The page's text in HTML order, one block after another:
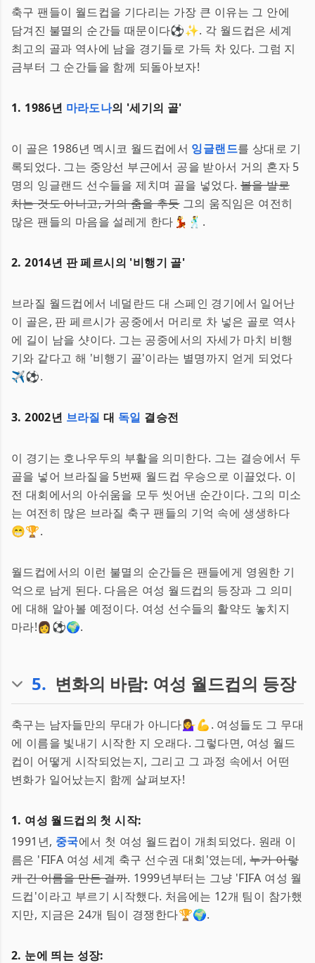
축구 팬들이 월드컵을 기다리는 가장 큰 이유는 그 안에
담겨진 불멸의 순간들 때문이다⚽✨. 각 월드컵은 세계
최고의 골과 역사에 남을 경기들로 가득 차 있다. 그럼 지
금부터 그 순간들을 함께 되돌아보자!
1. 1986년 마라도나의 '세기의 골'
이 골은 1986년 멕시코 월드컵에서 잉글랜드를 상대로 기
록되었다. 그는 중앙선 부근에서 공을 받아서 거의 혼자 5
명의 잉글랜드 선수들을 제치며 골을 넣었다. 볼을 발로
차는 것도 아니고, 거의 춤을 추듯그의 움직임은 여전히
많은 팬들의 마음을 설레게 한다💃🕺.
2. 2014년 판 페르시의 '비행기 골'
브라질 월드컵에서 네덜란드 대 스페인 경기에서 일어난
이 골은, 판 페르시가 공중에서 머리로 차 넣은 골로 역사
에 길이 남을 샷이다. 그는 공중에서의 자세가 마치 비행
기와 같다고 해 '비행기 골'이라는 별명까지 얻게 되었다
✈️⚽.
3. 2002년 브라질 대 독일 결승전
이 경기는 호나우두의 부활을 의미한다. 그는 결승에서 두
골을 넣어 브라질을 5번째 월드컵 우승으로 이끌었다. 이
전 대회에서의 아쉬움을 모두 씻어낸 순간이다. 그의 미소
는 여전히 많은 브라질 축구 팬들의 기억 속에 생생하다
😁🏆.
월드컵에서의 이런 불멸의 순간들은 팬들에게 영원한 기
억으로 남게 된다. 다음은 여성 월드컵의 등장과 그 의미
에 대해 알아볼 예정이다. 여성 선수들의 활약도 놓치지
마라!👩⚽🌍.
5. 변화의 바람: 여성 월드컵의 등장
축구는 남자들만의 무대가 아니다💁‍♀️💪. 여성들도 그 무대
에 이름을 빛내기 시작한 지 오래다. 그렇다면, 여성 월드
컵이 어떻게 시작되었는지, 그리고 그 과정 속에서 어떤
변화가 일어났는지 함께 살펴보자!
1. 여성 월드컵의 첫 시작:
1991년, 중국에서 첫 여성 월드컵이 개최되었다. 원래 이
름은 'FIFA 여성 세계 축구 선수권 대회'였는데, 누가 이렇
게 긴 이름을 만든 걸까. 1999년부터는 그냥 'FIFA 여성 월
드컵'이라고 부르기 시작했다. 처음에는 12개 팀이 참가했
지만, 지금은 24개 팀이 경쟁한다🏆🌍.
2. 눈에 띄는 성장: